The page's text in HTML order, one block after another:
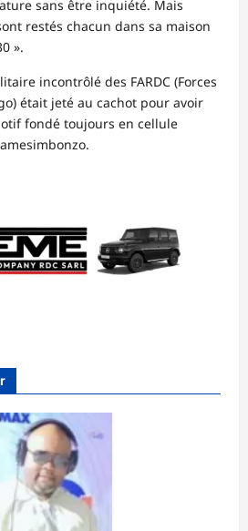
sans être inquiété. Mais
restés chacun dans sa maison
».
incontrôlé des FARDC (Forces
était jeté au cachot pour avoir
fondé toujours en cellule